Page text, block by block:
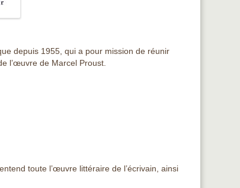
depuis 1955, qui a pour mission de réunir
l’œuvre de Marcel Proust.
toute l’œuvre littéraire de l’écrivain, ainsi